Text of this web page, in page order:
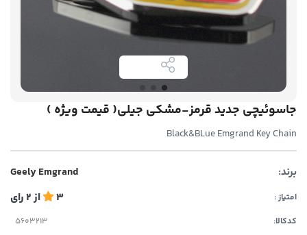
جاسوئیچی جدید قرمز-مشکی جیلی( قیمت ویژه )
Black&BLue Emgrand Key Chain
برند: Geely Emgrand
امتیاز : 3 از2رای
کدکالا: